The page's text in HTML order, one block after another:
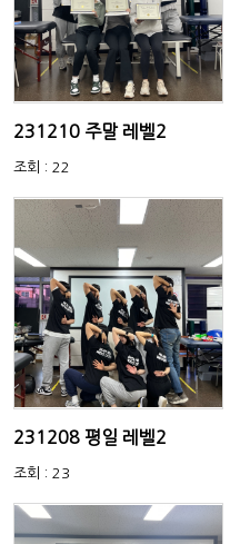
231210 주말 레벨2
조회 : 22
231208 평일 레벨2
조회 : 23